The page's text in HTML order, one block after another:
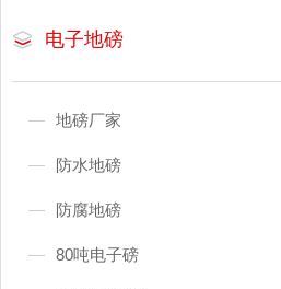
电子地磅
地磅厂家
防水地磅
防腐地磅
80吨电子磅